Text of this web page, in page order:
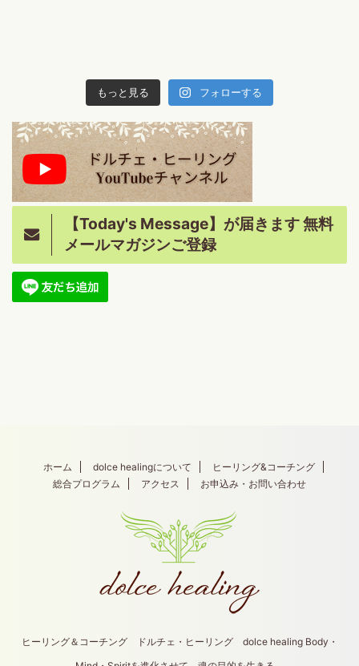
もっと見る フォローする
【Today's Message】が届きます 無料
メールマガジンご登録
ホーム dolce healingについて
ヒーリング&コーチング
総合プログラム
アクセス お申込み・お問い合わせ
ヒーリング＆コーチング ドルチェ・ヒーリング dolce healing Body・